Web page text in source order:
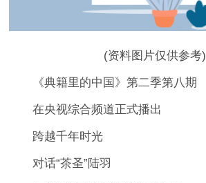
(资料图片仅供参考)
《典籍里的中国》第二季第八期
在央视综合频道正式播出
跨越千年时光
对话“茶圣”陆羽